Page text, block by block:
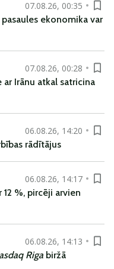
07.08.26, 00:35
ekonomika var
07.08.26, 00:28
Irānu atkal satricina
06.08.26, 14:20
rādītājus
06.08.26, 14:17
%, pircēji arvien
06.08.26, 14:13
Riga biržā